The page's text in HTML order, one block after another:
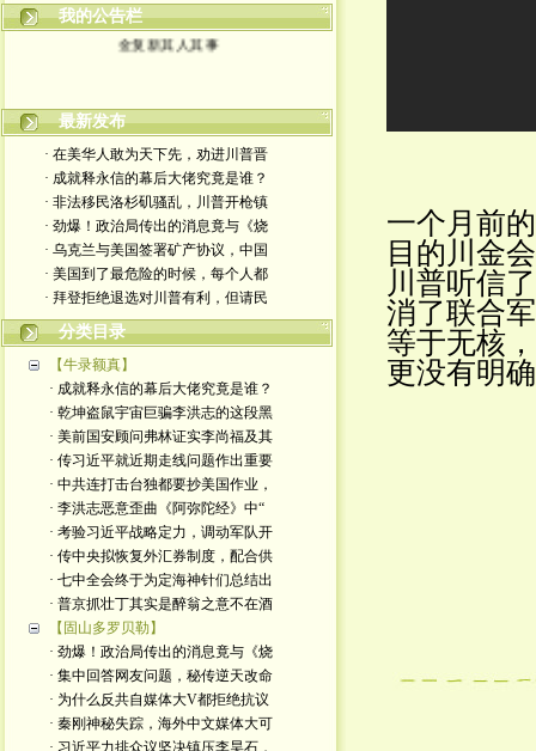
我的公告栏
金复新其人其事
最新发布
· 在美华人敢为天下先，劝进川普晋
· 成就释永信的幕后大佬究竟是谁？
· 非法移民洛杉矶骚乱，川普开枪镇
· 劲爆！政治局传出的消息竟与《烧
· 乌克兰与美国签署矿产协议，中国
· 美国到了最危险的时候，每个人都
· 拜登拒绝退选对川普有利，但请民
分类目录
【牛录额真】
· 成就释永信的幕后大佬究竟是谁？
· 乾坤盗鼠宇宙巨骗李洪志的这段黑
· 美前国安顾问弗林证实李尚福及其
· 传习近平就近期走线问题作出重要
· 中共连打击台独都要抄美国作业，
· 李洪志恶意歪曲《阿弥陀经》中“
· 考验习近平战略定力，调动军队开
· 传中央拟恢复外汇券制度，配合供
· 七中全会终于为定海神针们总结出
· 普京抓壮丁其实是醉翁之意不在酒
【固山多罗贝勒】
· 劲爆！政治局传出的消息竟与《烧
· 集中回答网友问题，秘传逆天改命
· 为什么反共自媒体大V都拒绝抗议
· 秦刚神秘失踪，海外中文媒体大可
· 习近平力排众议坚决镇压李昊石，
一个月前
目的川金
川普听信
消了联合
等于无核
更没有明